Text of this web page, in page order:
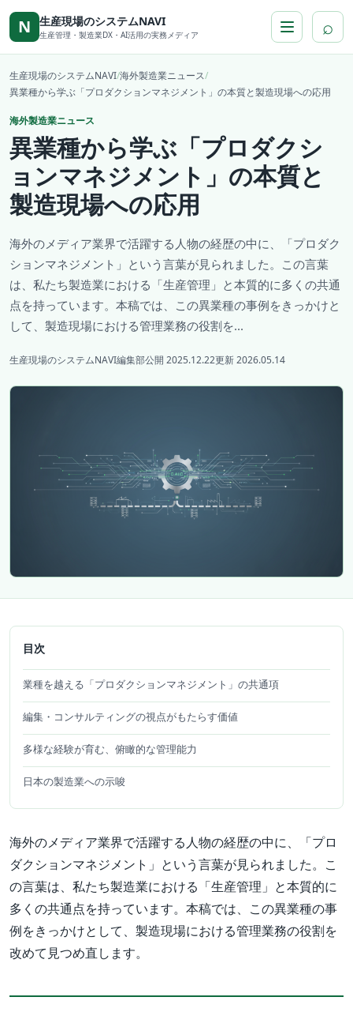
本文へ移動
N 生産現場のシステムNAVI
生産管理・製造業DX・AI活用の実務メディア ⌕
生産現場のシステムNAVI/海外製造業ニュース/
異業種から学ぶ「プロダクションマネジメント」の本質と製造現場への応用
海外製造業ニュース
異業種から学ぶ「プロダクシ
ョンマネジメント」の本質と
製造現場への応用
海外のメディア業界で活躍する人物の経歴の中に、「プロダク
ションマネジメント」という言葉が見られました。この言葉
は、私たち製造業における「生産管理」と本質的に多くの共通
点を持っています。本稿では、この異業種の事例をきっかけと
して、製造現場における管理業務の役割を...
生産現場のシステムNAVI編集部公開 2025.12.22更新 2026.05.14
目次
業種を越える「プロダクションマネジメント」の共通項
編集・コンサルティングの視点がもたらす価値
多様な経験が育む、俯瞰的な管理能力
日本の製造業への示唆
海外のメディア業界で活躍する人物の経歴の中に、「プロ
ダクションマネジメント」という言葉が見られました。こ
の言葉は、私たち製造業における「生産管理」と本質的に
多くの共通点を持っています。本稿では、この異業種の事
例をきっかけとして、製造現場における管理業務の役割を
改めて見つめ直します。